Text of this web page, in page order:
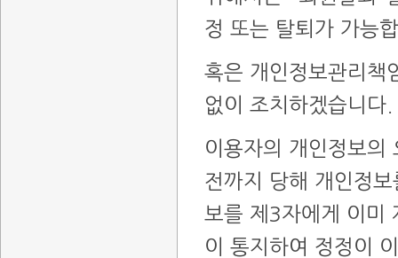
정 또는 탈퇴가 가능
혹은 개인정보관리책
없이 조치하겠습니다.
이용자의 개인정보의
전까지 당해 개인정
보를 제3자에게 이미
이 통지하여 정정이